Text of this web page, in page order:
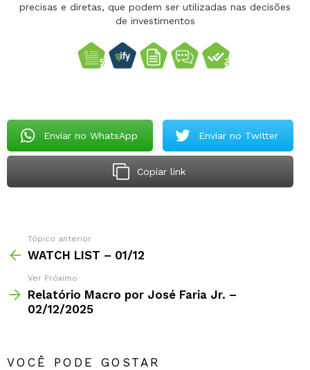
precisas e diretas, que podem ser utilizadas nas decisões
de investimentos
Enviar no WhatsApp Enviar no Twitter
Copiar link
Tópico anterior
WATCH LIST – 01/12
Ver Próximo
Relatório Macro por José Faria Jr. –
02/12/2025
VOCÊ PODE GOSTAR